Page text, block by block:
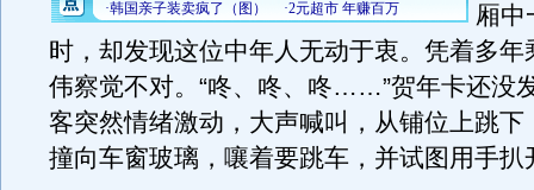
厢中
时，却发现这位中年人无动于衷。凭着多年
伟察觉不对。“咚、咚、咚……”贺年卡还没
客突然情绪激动，大声喊叫，从铺位上跳下
撞向车窗玻璃，嚷着要跳车，并试图用手扒